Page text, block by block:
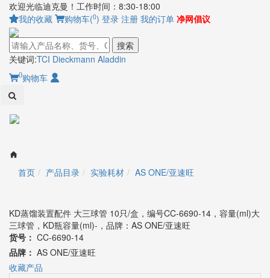
欢迎光临迪克曼！工作时间：8:30-18:00
我的收藏
购物车(0) 登录 注册 我的订单 净网倡议
搜索
关键词:TCI Dieckmann Aladdin
0购物车
首页 产品目录 实验耗材 AS ONE/亚速旺
KD蒸馏装置配件 大三球管 10只/盒，编号CC-6690-14，容量(ml)大
三球管，KD瓶容量(ml)-，品牌：AS ONE/亚速旺
货号： CC-6690-14
品牌： AS ONE/亚速旺
收藏产品